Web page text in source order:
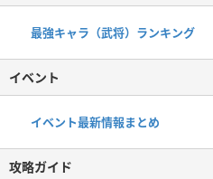
最強キャラ（武将）ランキング
イベント
イベント最新情報まとめ
攻略ガイド